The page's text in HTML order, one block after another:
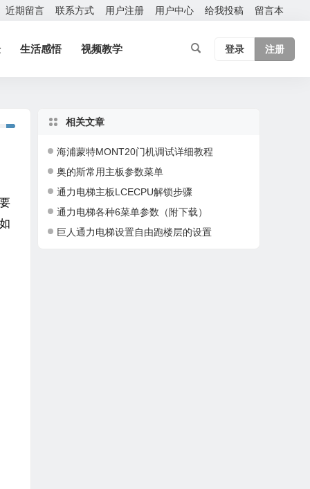
近期留言 联系方式 用户注册 用户中心 给我投稿 留言本
生活感悟 视频教学 登录 注册
相关文章
海浦蒙特MONT20门机调试详细教程
奥的斯常用主板参数菜单
通力电梯主板LCECPU解锁步骤
通力电梯各种6菜单参数（附下载）
巨人通力电梯设置自由跑楼层的设置